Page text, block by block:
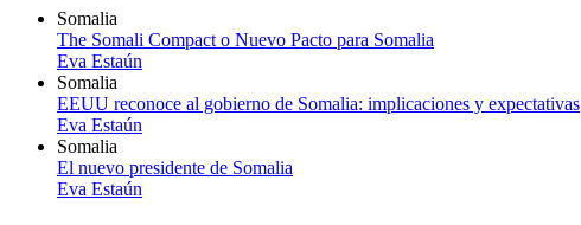
Somalia
The Somali Compact o Nuevo Pacto para Somalia
Eva Estaún
Somalia
EEUU reconoce al gobierno de Somalia: implicaciones y expectativas
Eva Estaún
Somalia
El nuevo presidente de Somalia
Eva Estaún